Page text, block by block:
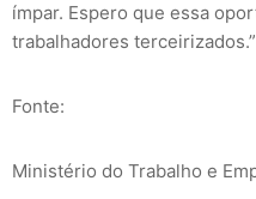
ímpar. Espero que essa
trabalhadores terceirizados.”
Fonte:
Ministério do Trabalho e